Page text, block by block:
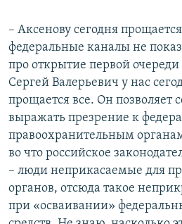
– Аксенову сегодня
федеральные каналы не
про открытие первой
Сергей Валерьевич у нас
прощается все. Он позволяет
выражать презрение к
правоохранительным
во что российское
– люди неприкасаемые для
органов, отсюда такое
при «осваивании»